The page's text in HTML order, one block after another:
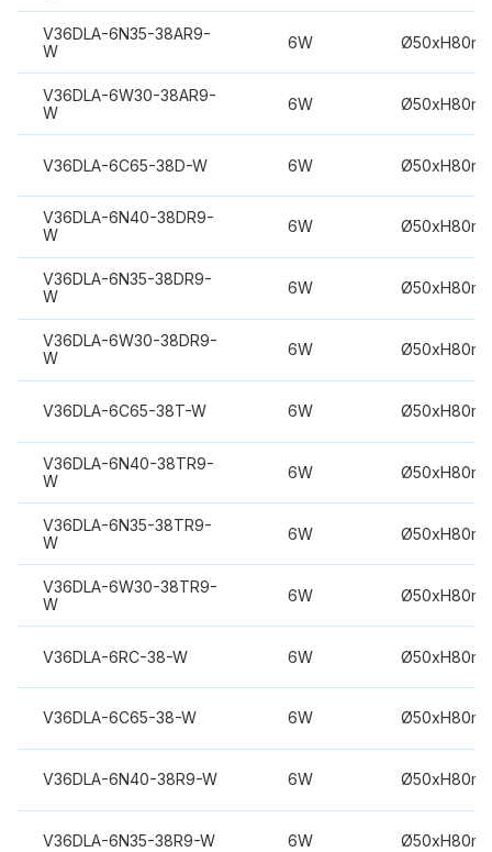
V36DLA-6N35-38AR9-
W
6W
V36DLA-6W30-38AR9-
W
6W
V36DLA-6C65-38D-W 6W
V36DLA-6N40-38DR9-
W
6W
V36DLA-6N35-38DR9-
W
6W
V36DLA-6W30-38DR9-
W
6W
V36DLA-6C65-38T-W 6W
V36DLA-6N40-38TR9-
W
6W
V36DLA-6N35-38TR9-
W
6W
V36DLA-6W30-38TR9-
W
6W
V36DLA-6RC-38-W 6W
V36DLA-6C65-38-W 6W
V36DLA-6N40-38R9-W 6W
V36DLA-6N35-38R9-W 6W